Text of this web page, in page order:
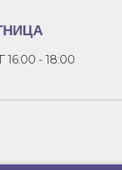
16:00 - 18:00